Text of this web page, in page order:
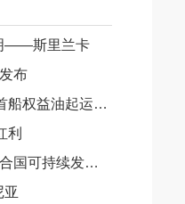
——斯里兰卡
布
中石油阿联酋项目 首船权益油起运中国
利
“一带一路”为落实联合国可持续发展目标带来机遇
亚